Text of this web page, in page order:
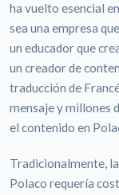
ha vuelto esencial
sea una empresa
un educador que
un creador de
traducción de
mensaje y millones
el contenido en
Tradicionalmente,
Polaco requería